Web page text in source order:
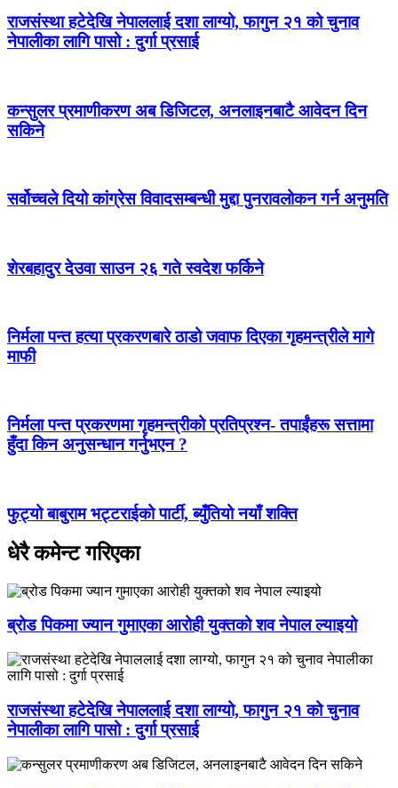
राजसंस्था हटेदेखि नेपाललाई दशा लाग्यो, फागुन २१ को चुनाव
नेपालीका लागि पासो : दुर्गा प्रसाई
कन्सुलर प्रमाणीकरण अब डिजिटल, अनलाइनबाटै आवेदन दिन
सकिने
सर्वोच्चले दियो कांग्रेस विवादसम्बन्धी मुद्दा पुनरावलोकन गर्न अनुमति
शेरबहादुर देउवा साउन २६ गते स्वदेश फर्किने
निर्मला पन्त हत्या प्रकरणबारे ठाडो जवाफ दिएका गृहमन्त्रीले मागे
माफी
निर्मला पन्त प्रकरणमा गृहमन्त्रीको प्रतिप्रश्न- तपाईंहरू सत्तामा
हुँदा किन अनुसन्धान गर्नुभएन ?
फुट्यो बाबुराम भट्टराईको पार्टी, ब्युँतियो नयाँ शक्ति
धेरै कमेन्ट गरिएका
ब्रोड पिकमा ज्यान गुमाएका आरोही युक्तको शव नेपाल ल्याइयो
राजसंस्था हटेदेखि नेपाललाई दशा लाग्यो, फागुन २१ को चुनाव
नेपालीका लागि पासो : दुर्गा प्रसाई